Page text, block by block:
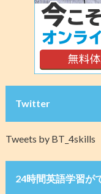
Twitter
Tweets by BT_4skills
24時間英語学習が